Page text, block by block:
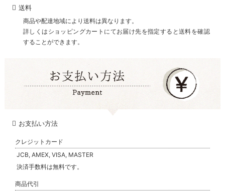
送料
商品や配達地域により送料は異なります。
詳しくはショッピングカートにてお届け先を指定すると送料を確認
することができます。
お支払い方法
クレジットカード
JCB, AMEX, VISA, MASTER
決済手数料は無料です。
商品代引